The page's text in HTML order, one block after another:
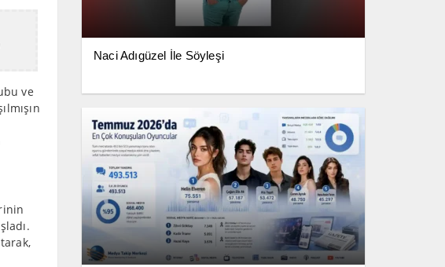
ve
Naci Adıgüzel İle Söyleşi